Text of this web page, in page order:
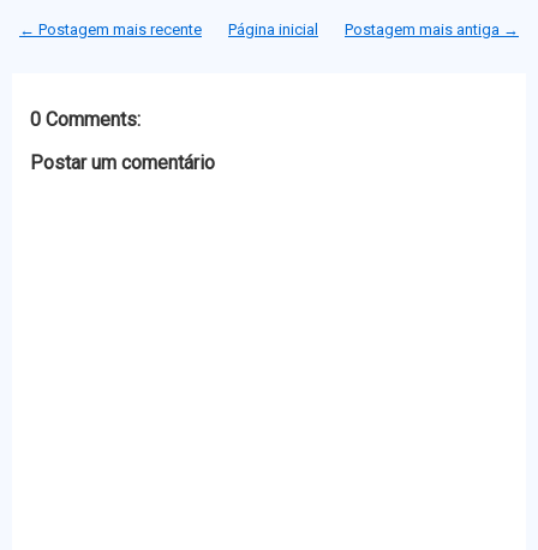
e
o
n
A
← Postagem mais recente Postagem mais antiga →
Página inicial
0 Comments:
Postar um comentário